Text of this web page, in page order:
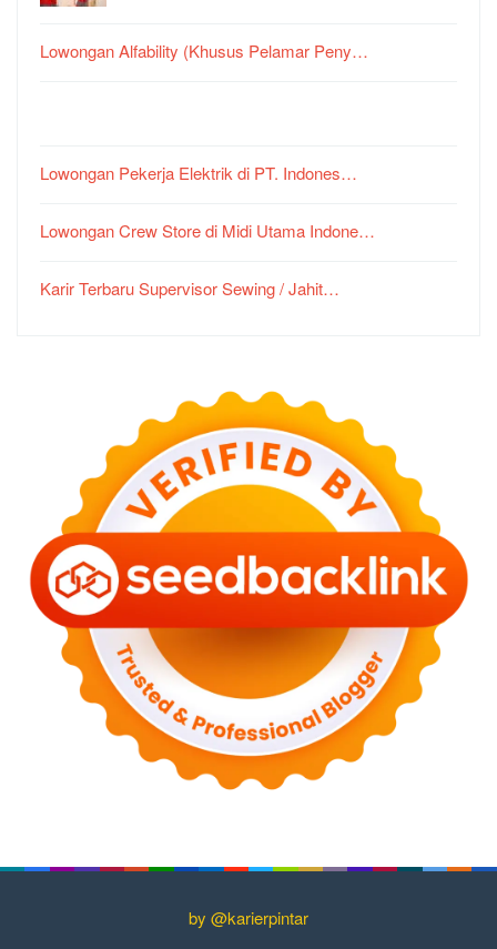
Lowongan Alfability (Khusus Pelamar Peny…
Lowongan Pekerja Elektrik di PT. Indones…
Lowongan Crew Store di Midi Utama Indone…
Karir Terbaru Supervisor Sewing / Jahit…
by @karierpintar